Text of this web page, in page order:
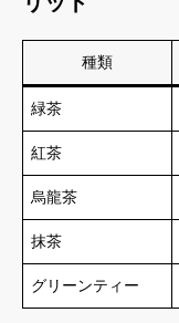
種類
緑茶
紅茶
烏龍茶
抹茶
グリーンティー